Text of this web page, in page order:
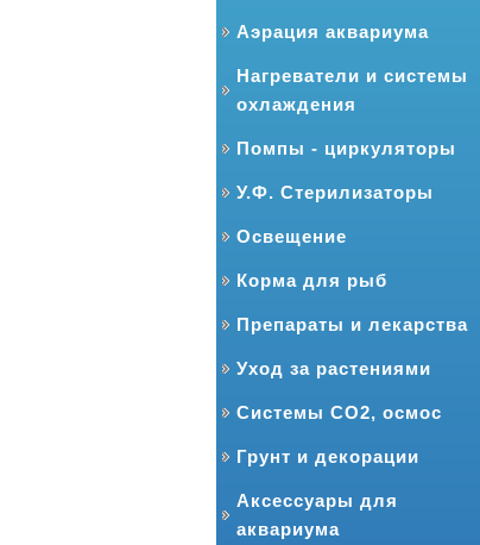
Аэрация аквариума
Нагреватели и системы
охлаждения
Помпы - циркуляторы
У.Ф. Стерилизаторы
Освещение
Корма для рыб
Препараты и лекарства
Уход за растениями
Системы CO2, осмос
Грунт и декорации
Аксессуары для
аквариума